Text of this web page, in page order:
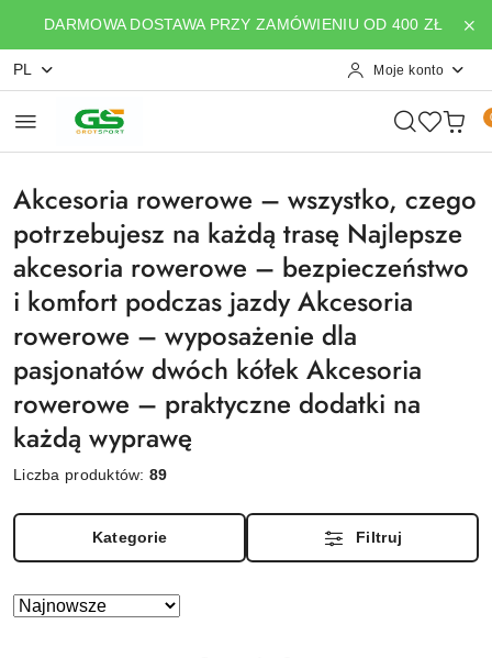
Przejdź do treści głównej
Przejdź do wyszukiwarki
Przejdź do moje konto
Przejdź do menu głównego
Przejdź do stopki
DARMOWA DOSTAWA PRZY ZAMÓWIENIU OD 400 ZŁ
PL Moje konto
Akcesoria rowerowe – wszystko, czego
potrzebujesz na każdą trasę Najlepsze
akcesoria rowerowe – bezpieczeństwo
i komfort podczas jazdy Akcesoria
rowerowe – wyposażenie dla
pasjonatów dwóch kółek Akcesoria
rowerowe – praktyczne dodatki na
każdą wyprawę
Liczba produktów:89
Kategorie Filtruj
Zastosowano
Sortuj